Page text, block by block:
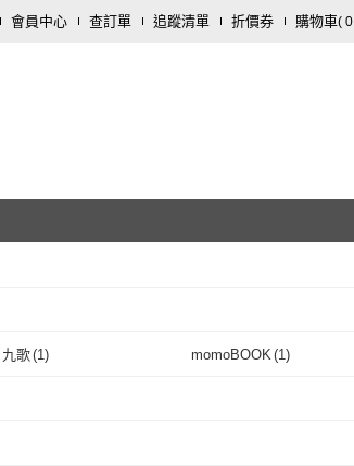
會員中心 查訂單 追蹤清單 折價券 購物車( 0
九歌(1) momoBOOK (1)